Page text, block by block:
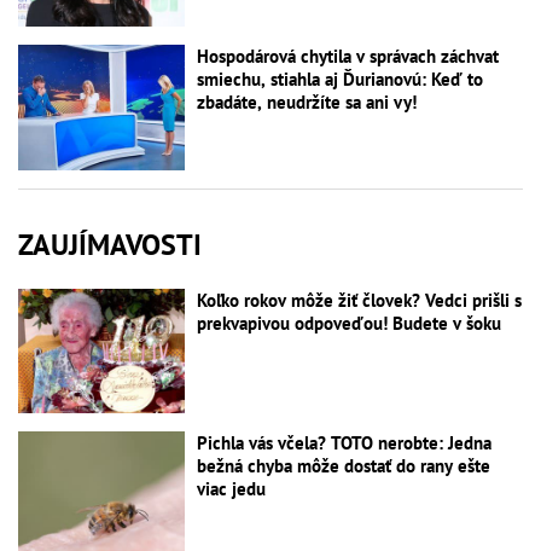
Hospodárová chytila v správach záchvat
smiechu, stiahla aj Ďurianovú: Keď to
zbadáte, neudržíte sa ani vy!
ZAUJÍMAVOSTI
Koľko rokov môže žiť človek? Vedci prišli s
prekvapivou odpoveďou! Budete v šoku
Pichla vás včela? TOTO nerobte: Jedna
bežná chyba môže dostať do rany ešte
viac jedu